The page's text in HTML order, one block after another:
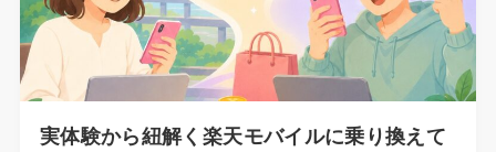
実体験から紐解く楽天モバイルに乗り換えて